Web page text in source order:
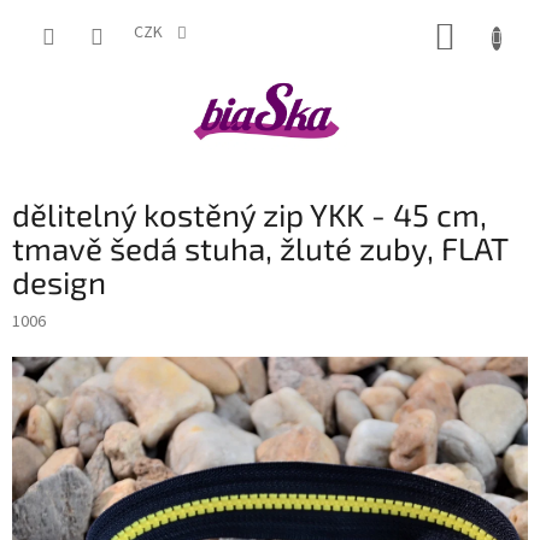
CZK
dělitelný kostěný zip YKK - 45 cm,
tmavě šedá stuha, žluté zuby, FLAT
design
1006